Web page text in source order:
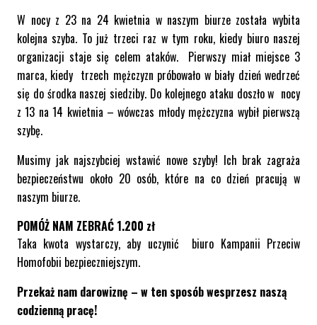
W nocy z 23 na 24 kwietnia w naszym biurze została wybita
kolejna szyba. To już trzeci raz w tym roku, kiedy biuro naszej
organizacji staje się celem ataków. Pierwszy miał miejsce 3
marca, kiedy trzech mężczyzn próbowało w biały dzień wedrzeć
się do środka naszej siedziby. Do kolejnego ataku doszło w nocy
z 13 na 14 kwietnia – wówczas młody mężczyzna wybił pierwszą
szybę.
Musimy jak najszybciej wstawić nowe szyby! Ich brak zagraża
bezpieczeństwu około 20 osób, które na co dzień pracują w
naszym biurze.
POMÓŻ NAM ZEBRAĆ 1.200 zł
Taka kwota wystarczy, aby uczynić biuro Kampanii Przeciw
Homofobii bezpieczniejszym.
Przekaż nam darowiznę – w ten sposób wesprzesz naszą
codzienną pracę!